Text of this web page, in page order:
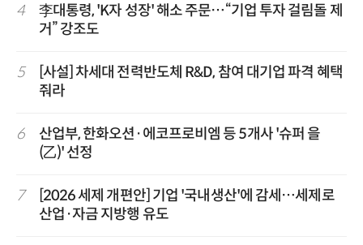
4
李대통령, 'K자 성장' 해소 주문…“기업 투자 걸림돌 제
거” 강조도
5
[사설] 차세대 전력반도체 R&D, 참여 대기업 파격 혜택
줘라
6
산업부, 한화오션·에코프로비엠 등 5개사 '슈퍼 을
(乙)' 선정
7
[2026 세제 개편안] 기업 '국내생산'에 감세…세제로
산업·자금 지방행 유도